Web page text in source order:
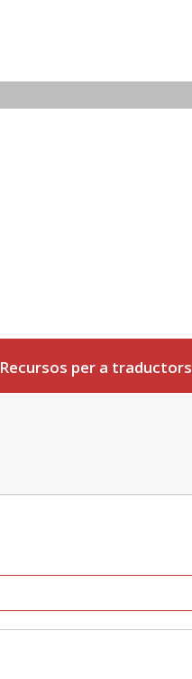
Recursos per a traductors